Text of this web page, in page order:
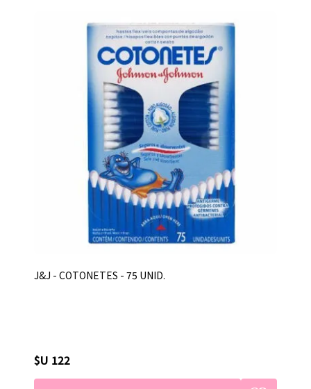
J&J - COTONETES - 75 UNID.
$U 122